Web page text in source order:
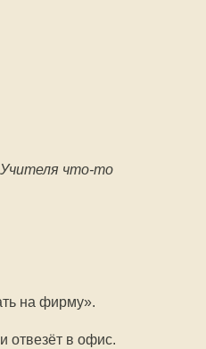
что-то
на фирму».
отвезёт в офис.